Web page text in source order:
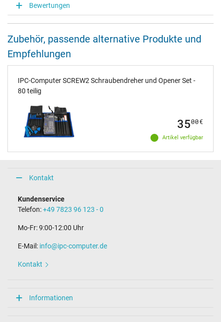
Bewertungen
Zubehör, passende alternative Produkte und
Empfehlungen
IPC-Computer SCREW2 Schraubendreher und Opener Set -
80 teilig
Artikel verfügbar
3500€
Kontakt
Kundenservice
Telefon:+49 7823 96 123 - 0
Mo-Fr: 9:00-12:00 Uhr
E-Mail: info@ipc-computer.de
Kontakt
Informationen